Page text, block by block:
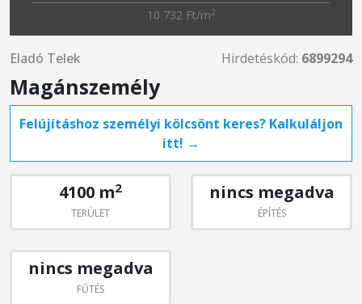
10 732 Ft/m2
Eladó Telek Hirdetéskód: 6899294
Magánszemély
Felújításhoz személyi kölcsönt keres? Kalkuláljon
itt! →
4100 m2
TERÜLET
nincs megadva
ÉPÍTÉS
nincs megadva
FŰTÉS